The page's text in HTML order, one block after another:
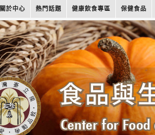
關於中心 熱門話題 健康飲食專區 保健食品